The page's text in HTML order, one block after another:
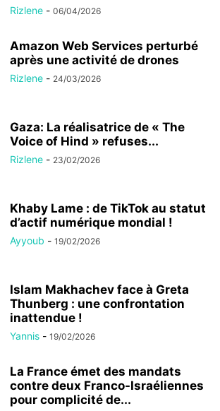
Rizlene - 06/04/2026
Amazon Web Services perturbé
après une activité de drones
Rizlene - 24/03/2026
Gaza: La réalisatrice de « The
Voice of Hind » refuses...
Rizlene - 23/02/2026
Khaby Lame : de TikTok au statut
d’actif numérique mondial !
Ayyoub - 19/02/2026
Islam Makhachev face à Greta
Thunberg : une confrontation
inattendue !
Yannis - 19/02/2026
La France émet des mandats
contre deux Franco-Israéliennes
pour complicité de...